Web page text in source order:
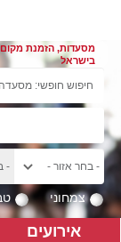
מסעדות, הזמנת
בישראל
צמחוני
אירועים